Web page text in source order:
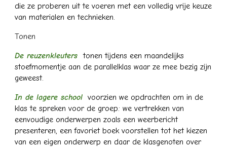
die ze proberen uit te voeren met een volledig vrije keuze
van materialen en technieken.
Tonen
De reuzenkleuters tonen tijdens een maandelijks
stoefmomentje aan de parallelklas waar ze mee bezig zijn
geweest.
In de lagere school voorzien we opdrachten om in de
klas te spreken voor de groep: we vertrekken van
eenvoudige onderwerpen zoals een weerbericht
presenteren, een favoriet boek voorstellen tot het kiezen
van een eigen onderwerp en daar de klasgenoten over